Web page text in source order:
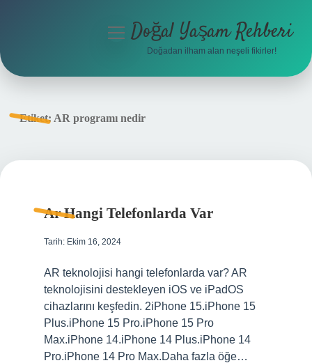
menüyüDoğal Yaşam Rehberi
Doğadan ilham alan neşeli fikirler!
Etiket: AR programı nedir
Ar Hangi Telefonlarda Var
Tarih: Ekim 16, 2024
AR teknolojisi hangi telefonlarda var? AR
teknolojisini destekleyen iOS ve iPadOS
cihazlarını keşfedin. 2iPhone 15.iPhone 15
Plus.iPhone 15 Pro.iPhone 15 Pro
Max.iPhone 14.iPhone 14 Plus.iPhone 14
Pro.iPhone 14 Pro Max.Daha fazla öğe…